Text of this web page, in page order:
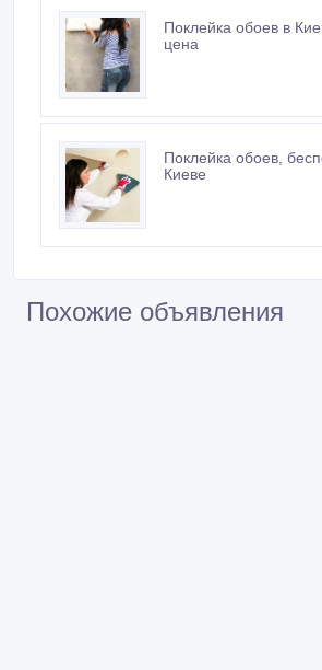
Поклейка обоев в
цена
Поклейка обоев,
Киеве
Похожие объявления